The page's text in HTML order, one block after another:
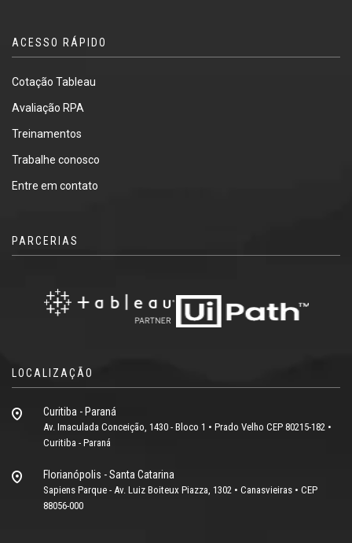
ACESSO RÁPIDO
Cotação Tableau
Avaliação RPA
Treinamentos
Trabalhe conosco
Entre em contato
PARCERIAS
LOCALIZAÇÃO
Curitiba - Paraná
Av. Imaculada Conceição, 1430 - Bloco 1 • Prado Velho CEP 80215-182 •
Curitiba - Paraná
Florianópolis - Santa Catarina
Sapiens Parque - Av. Luiz Boiteux Piazza, 1302 • Canasvieiras • CEP
88056-000